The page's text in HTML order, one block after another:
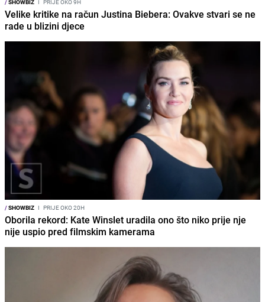
/SHOWBIZ I PRIJE OKO 9H
Velike kritike na račun Justina Biebera: Ovakve stvari se ne
rade u blizini djece
/SHOWBIZ I PRIJE OKO 20H
Oborila rekord: Kate Winslet uradila ono što niko prije nje
nije uspio pred filmskim kamerama